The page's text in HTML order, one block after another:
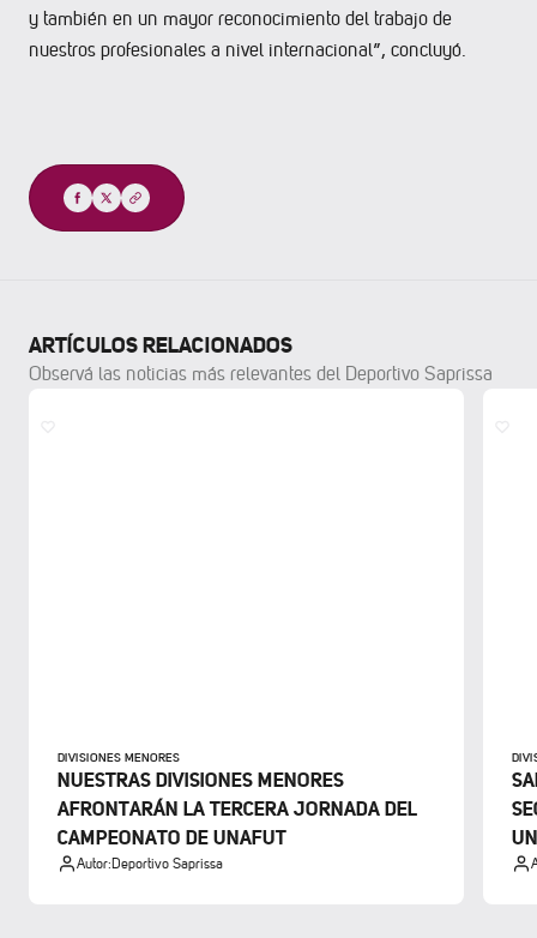
y también en un mayor reconocimiento del trabajo de
nuestros profesionales a nivel internacional”, concluyó.
Compartir
ARTÍCULOS RELACIONADOS
Observá las noticias más relevantes del Deportivo Saprissa
DIVISIONES MENORES
NUESTRAS DIVISIONES MENORES
AFRONTARÁN LA TERCERA JORNADA DEL
CAMPEONATO DE UNAFUT
Autor:Deportivo Saprissa